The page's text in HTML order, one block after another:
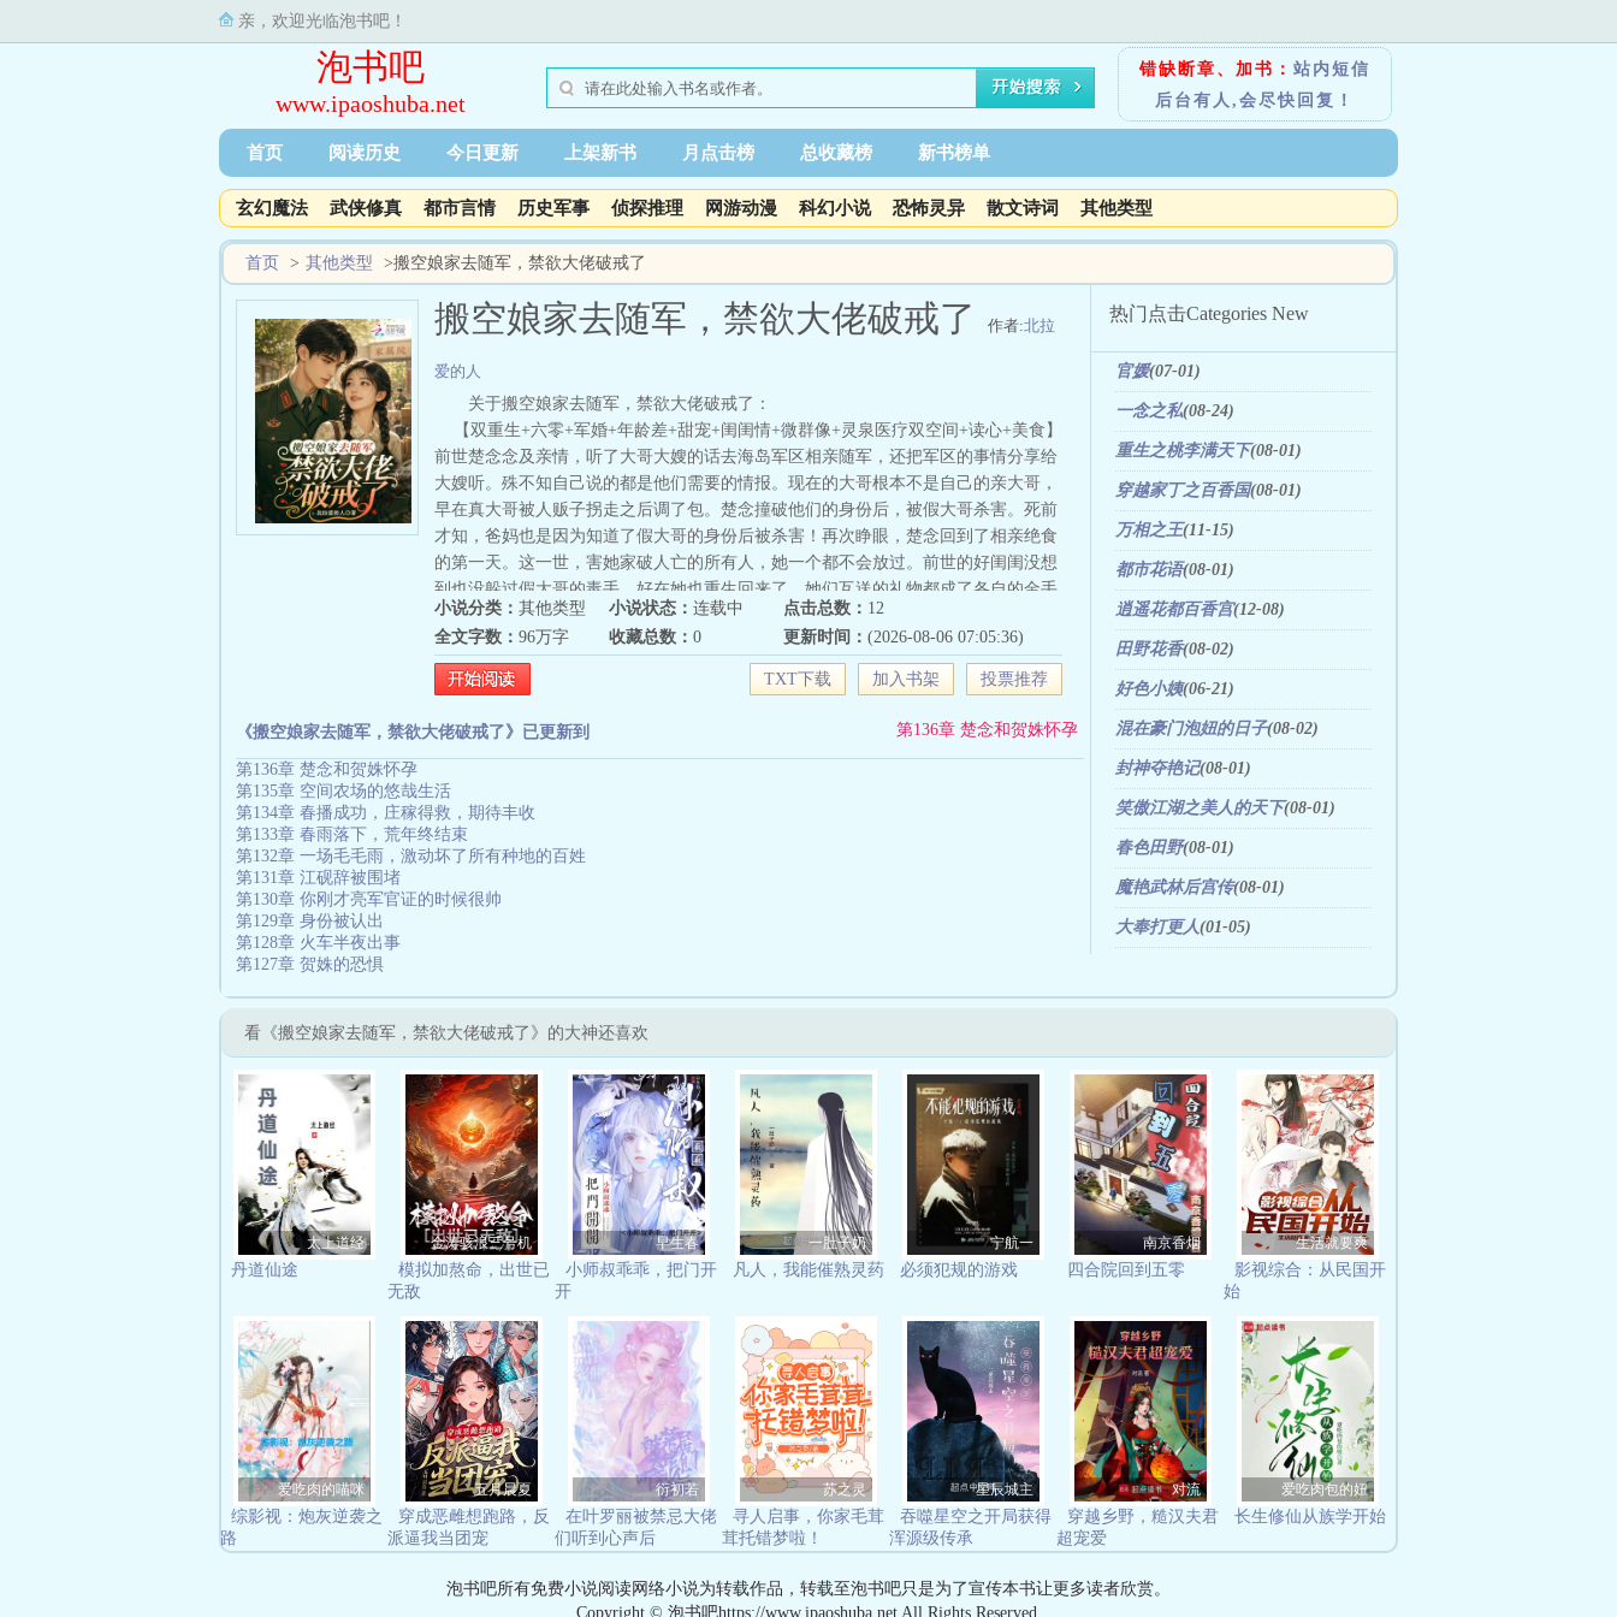
亲，欢迎光临泡书吧！
泡书吧
www.ipaoshuba.net
错缺断章、加书： 站内短信
后台有人,会尽快回复！
首页 阅读历史 今日更新 上架新书 月点击榜 总收藏榜 新书榜单
玄幻魔法 武侠修真 都市言情 历史军事 侦探推理 网游动漫 科幻小说 恐怖灵异 散文诗词 其他类型
首页 > 其他类型 >搬空娘家去随军，禁欲大佬破戒了
搬空娘家去随军，禁欲大佬破戒了 作者:北拉
爱的人
关于搬空娘家去随军，禁欲大佬破戒了：
【双重生+六零+军婚+年龄差+甜宠+闺闺情+微群像+灵泉医疗双空间+读心+美食】
前世楚念念及亲情，听了大哥大嫂的话去海岛军区相亲随军，还把军区的事情分享给
大嫂听。殊不知自己说的都是他们需要的情报。现在的大哥根本不是自己的亲大哥，
早在真大哥被人贩子拐走之后调了包。楚念撞破他们的身份后，被假大哥杀害。死前
才知，爸妈也是因为知道了假大哥的身份后被杀害！再次睁眼，楚念回到了相亲绝食
的第一天。这一世，害她家破人亡的所有人，她一个都不会放过。前世的好闺闺没想
到也没躲过假大哥的毒手，好在她也重生回来了。她们互送的礼物都成了各自的金手
指。她们联手搬空楚家，锅碗瓢盆，窗帘都没放过。搬完楚家，她们还不忘搬空闺闺
前世丈夫家，那些人都不是啥好货，没必要心慈手软。搬搬搬，搬空他们家产给自己
当嫁妆。姐妹一同前往军区嫁军官。前世他为护她承担下了所有，甚至最后还丢了性
命。这一世她还来嫁他弥补前世所有的遗憾。“江砚辞，这辈子我又来嫁你了。”只
是，为什么自己每次所想，都能被他知道？收集假大哥出卖党的证据，寻找自己的亲
小说分类： 其他类型 小说状态： 连载中 点击总数： 12
全文字数： 96万字 收藏总数： 0 更新时间： (2026-08-06 07:05:36)
TXT下载 加入书架 投票推荐
《搬空娘家去随军，禁欲大佬破戒了》已更新到 第136章 楚念和贺姝怀孕
第136章 楚念和贺姝怀孕
第135章 空间农场的悠哉生活
第134章 春播成功，庄稼得救，期待丰收
第133章 春雨落下，荒年终结束
第132章 一场毛毛雨，激动坏了所有种地的百姓
第131章 江砚辞被围堵
第130章 你刚才亮军官证的时候很帅
第129章 身份被认出
第128章 火车半夜出事
第127章 贺姝的恐惧
热门点击Categories New
官媛(07-01)
一念之私(08-24)
重生之桃李满天下(08-01)
穿越家丁之百香国(08-01)
万相之王(11-15)
都市花语(08-01)
逍遥花都百香宫(12-08)
田野花香(08-02)
好色小姨(06-21)
混在豪门泡妞的日子(08-02)
封神夺艳记(08-01)
笑傲江湖之美人的天下(08-01)
春色田野(08-01)
魔艳武林后宫传(08-01)
大奉打更人(01-05)
看《搬空娘家去随军，禁欲大佬破戒了》的大神还喜欢
太上道经
丹道仙途
金涛骇浪三号机
模拟加熬命，出世已
无敌
早生春
小师叔乖乖，把门开
开
一肚子奶
凡人，我能催熟灵药
宁航一
必须犯规的游戏
南京香烟
四合院回到五零
生活就要爽
影视综合：从民国开
始
爱吃肉的喵咪
综影视：炮灰逆袭之
路
五月晨夏
穿成恶雌想跑路，反
派逼我当团宠
衍初若
在叶罗丽被禁忌大佬
们听到心声后
苏之灵
寻人启事，你家毛茸
茸托错梦啦！
星辰城主
吞噬星空之开局获得
浑源级传承
对流
穿越乡野，糙汉夫君
超宠爱
爱吃肉包的妞
长生修仙从族学开始
泡书吧所有免费小说阅读网络小说为转载作品，转载至泡书吧只是为了宣传本书让更多读者欣赏。
Copyright © 泡书吧https://www.ipaoshuba.net All Rights Reserved.